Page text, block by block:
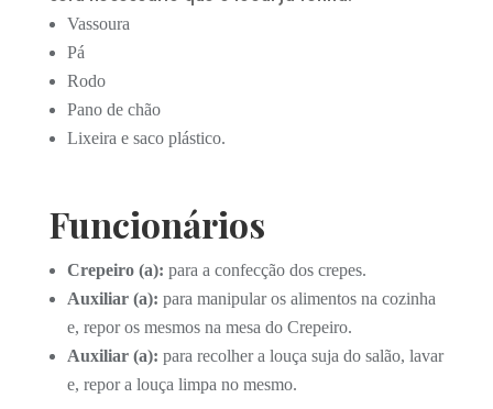
Vassoura
Pá
Rodo
Pano de chão
Lixeira e saco plástico.
Funcionários
Crepeiro (a): para a confecção dos crepes.
Auxiliar (a): para manipular os alimentos na cozinha
e, repor os mesmos na mesa do Crepeiro.
Auxiliar (a): para recolher a louça suja do salão, lavar
e, repor a louça limpa no mesmo.